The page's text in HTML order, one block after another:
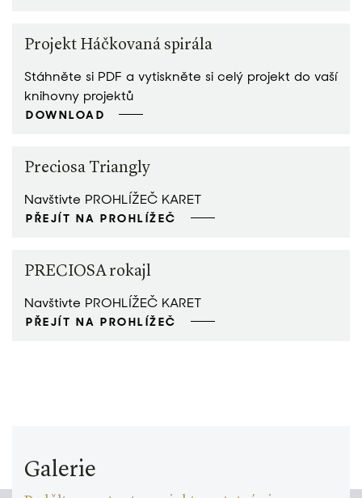
Projekt Háčkovaná spirála
Stáhněte si PDF a vytiskněte si celý projekt do vaší
knihovny projektů
DOWNLOAD
Preciosa Triangly
Navštivte PROHLÍŽEČ KARET
PŘEJÍT NA PROHLÍŽEČ
PRECIOSA rokajl
Navštivte PROHLÍŽEČ KARET
PŘEJÍT NA PROHLÍŽEČ
Galerie